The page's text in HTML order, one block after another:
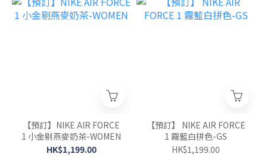
【預訂】NIKE AIR FORCE
1 小金剔燕麥奶茶-WOMEN
HK$1,199.00
【預訂】 NIKE AIR FORCE
1 霧藍白拼色-GS
HK$1,199.00